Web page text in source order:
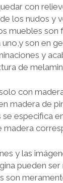
con
los nudos y
muebles son
son en
y
de
con
madera de
especifica
madera
y las
pueden ser
son